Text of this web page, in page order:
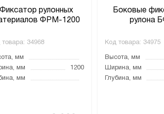
Фиксатор рулонных
ФРМ-1200
товара: 34968
мм
мм
1200
мм
Боковые
рулона
Код товара: 34975
Высота, мм
Ширина, мм
Глубина, мм